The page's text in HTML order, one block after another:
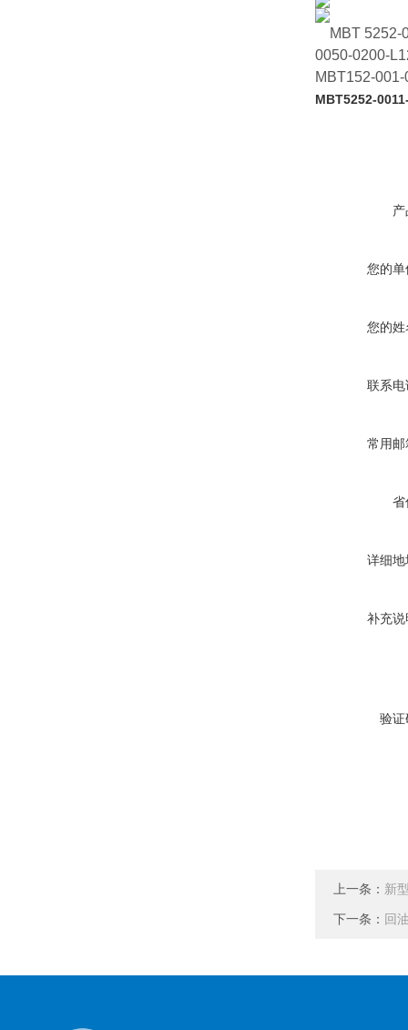
MBT 5252-
0050-0200-
MBT152-001-
MBT5252-
您的
您的
联系
常用
省
详细
补充
验
上一条： 新
下一条： 回